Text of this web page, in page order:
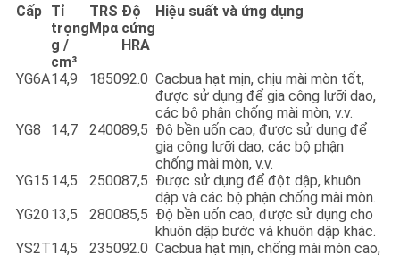
Cấp Tỉ
trọng
g /
cm³
TRS
Mpα
Độ
cứng
HRA
Hiệu suất và ứng dụng
YG6A14,9 185092.0 Cacbua hạt mịn, chịu mài mòn tốt,
được sử dụng để gia công lưỡi dao,
các bộ phận chống mài mòn, v.v.
YG8
14,7 240089,5 Độ bền uốn cao, được sử dụng để
gia công lưỡi dao, các bộ phận
chống mài mòn, v.v.
YG15 14,5 250087,5 Được sử dụng để đột dập, khuôn
dập và các bộ phận chống mài mòn.
YG20 13,5 280085,5 Độ bền uốn cao, được sử dụng cho
khuôn dập bước và khuôn dập khác.
YS2T14,5 235092.0 Cacbua hạt mịn, chống mài mòn cao,